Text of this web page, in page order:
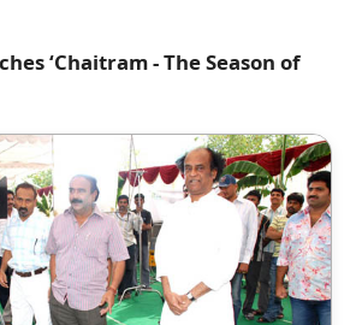
‘Chaitram - The Season of